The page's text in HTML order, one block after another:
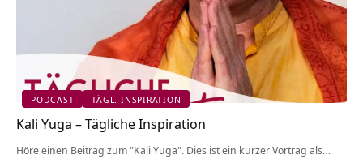
PODCAST TÄGL. INSPIRATION
Kali Yuga – Tägliche Inspiration
Höre einen Beitrag zum "Kali Yuga". Dies ist ein kurzer Vortrag als…